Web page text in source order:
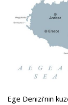
Ege Denizi’nin